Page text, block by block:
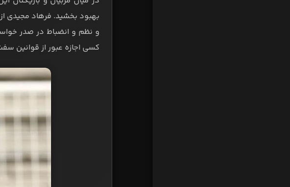
بهبود بخشید. فرهاد مجیدی
و نظم و انضباط در صدر
کسی اجازه عبور از قوانین